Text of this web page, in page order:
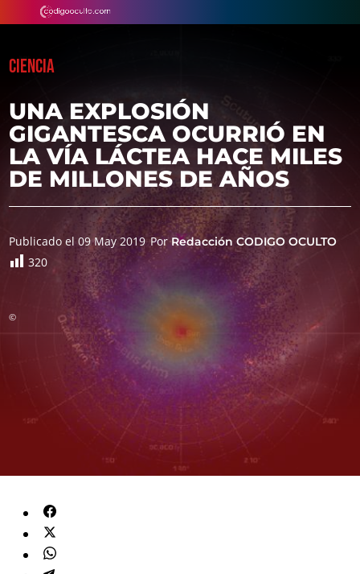
CIENCIA
UNA EXPLOSIÓN
GIGANTESCA OCURRIÓ EN
LA VÍA LÁCTEA HACE MILES
DE MILLONES DE AÑOS
Publicado el 09 May 2019 PorRedacción CODIGO OCULTO
320
©